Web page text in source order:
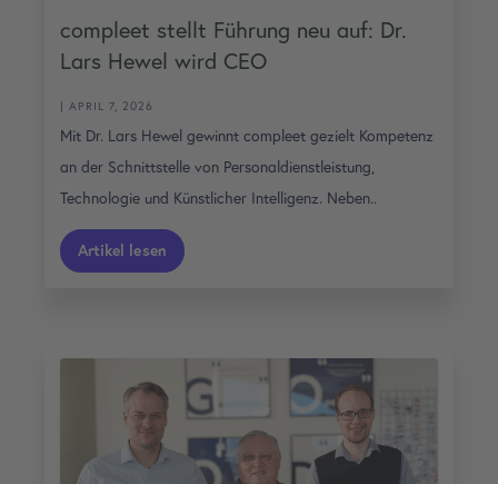
compleet stellt Führung neu auf: Dr.
Lars Hewel wird CEO
| APRIL 7, 2026
Mit Dr. Lars Hewel gewinnt compleet gezielt Kompetenz
an der Schnittstelle von Personaldienstleistung,
Technologie und Künstlicher Intelligenz. Neben..
Artikel lesen